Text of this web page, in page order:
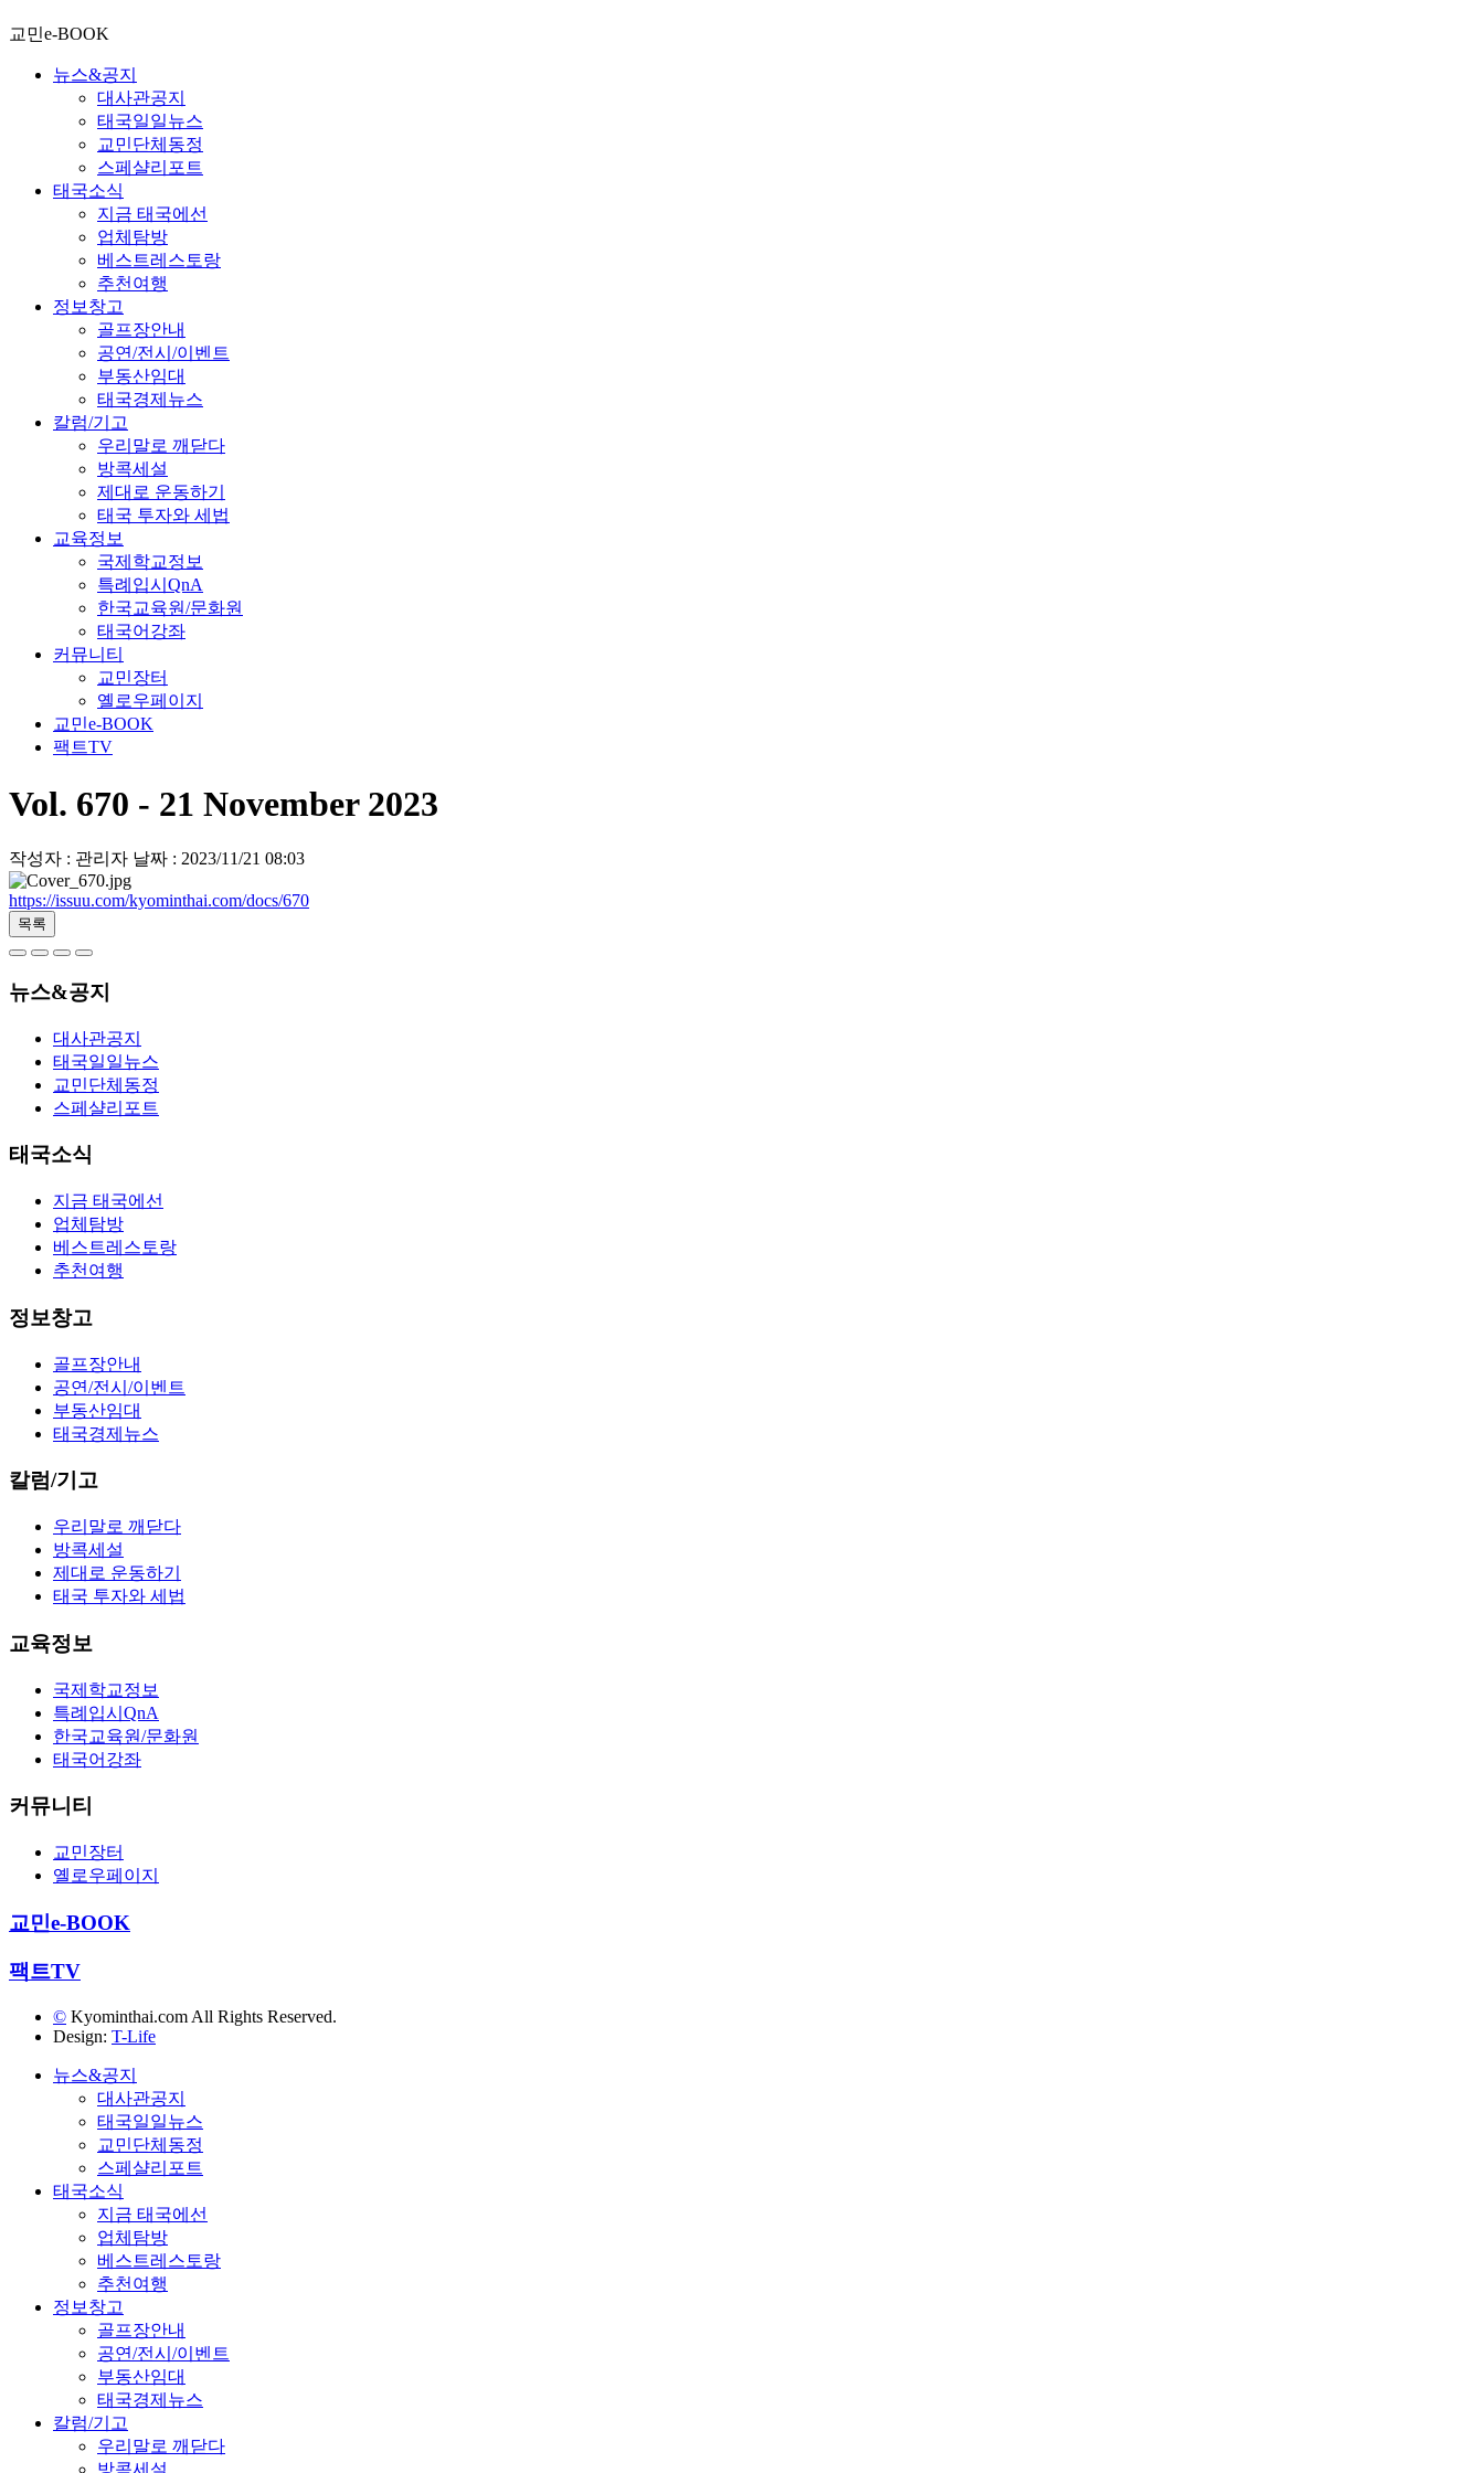
교민e-BOOK
뉴스&공지
대사관공지
태국일일뉴스
교민단체동정
스페샬리포트
태국소식
지금 태국에선
업체탐방
베스트레스토랑
추천여행
정보창고
골프장안내
공연/전시/이벤트
부동산임대
태국경제뉴스
칼럼/기고
우리말로 깨닫다
방콕세설
제대로 운동하기
태국 투자와 세법
교육정보
국제학교정보
특례입시QnA
한국교육원/문화원
태국어강좌
커뮤니티
교민장터
옐로우페이지
교민e-BOOK
팩트TV
Vol. 670 - 21 November 2023
작성자 : 관리자 날짜 : 2023/11/21 08:03
https://issuu.com/kyominthai.com/docs/670
목록
뉴스&공지
대사관공지
태국일일뉴스
교민단체동정
스페샬리포트
태국소식
지금 태국에선
업체탐방
베스트레스토랑
추천여행
정보창고
골프장안내
공연/전시/이벤트
부동산임대
태국경제뉴스
칼럼/기고
우리말로 깨닫다
방콕세설
제대로 운동하기
태국 투자와 세법
교육정보
국제학교정보
특례입시QnA
한국교육원/문화원
태국어강좌
커뮤니티
교민장터
옐로우페이지
교민e-BOOK
팩트TV
© Kyominthai.com All Rights Reserved.
Design: T-Life
뉴스&공지
대사관공지
태국일일뉴스
교민단체동정
스페샬리포트
태국소식
지금 태국에선
업체탐방
베스트레스토랑
추천여행
정보창고
골프장안내
공연/전시/이벤트
부동산임대
태국경제뉴스
칼럼/기고
우리말로 깨닫다
방콕세설